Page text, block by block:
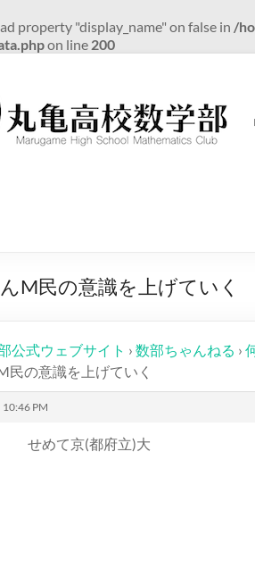
property "display_name" on false in /
on line 200
M民の意識を上げていく
公式ウェブサイト › 数部ちゃんねる ›
民の意識を上げていく
PM
せめて京(都府立)大